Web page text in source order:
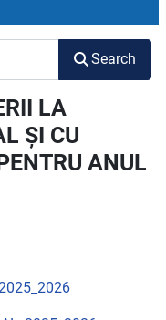
Search
LA
ȘI CU
ANUL